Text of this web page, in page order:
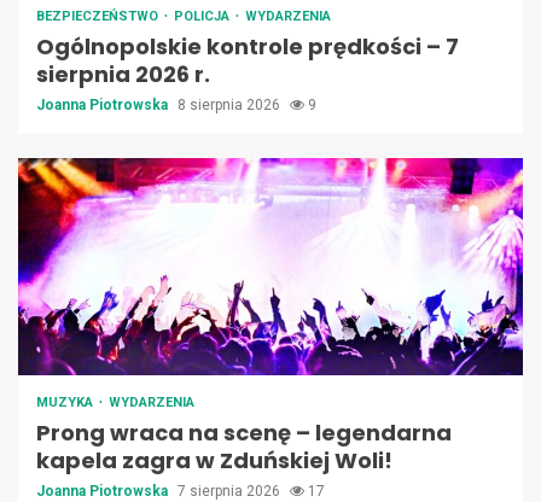
BEZPIECZEŃSTWO POLICJA WYDARZENIA
Ogólnopolskie kontrole prędkości – 7
sierpnia 2026 r.
Joanna Piotrowska 8 sierpnia 2026 9
MUZYKA WYDARZENIA
Prong wraca na scenę – legendarna
kapela zagra w Zduńskiej Woli!
Joanna Piotrowska 7 sierpnia 2026 17